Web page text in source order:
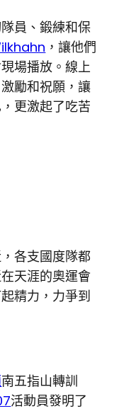
員、鍛練和保
，讓他們
場播放。線上
勵和祝願，讓
更激起了吃苦
各支國度隊都
天涯的奧運會
精力，力爭到
南五指山轉訓
活動員發明了